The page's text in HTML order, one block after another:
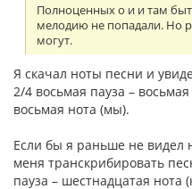
Полноценных о и и там
мелодию не попадали. Но
могут.
Я скачал ноты песни и
2/4 восьмая пауза –
восьмая нота (мы).
Если бы я раньше не видел
меня транскрибировать
пауза – шестнадцатая нота